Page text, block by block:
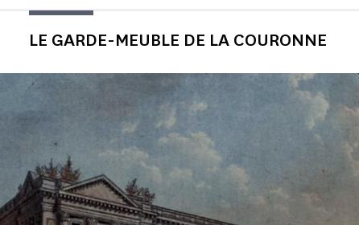
LE GARDE-MEUBLE DE LA COURONNE